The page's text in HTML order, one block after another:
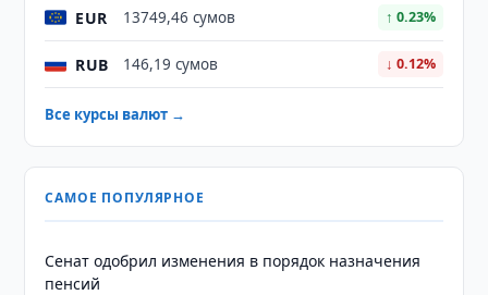
EUR 13749,46 сумов ↑ 0.23%
RUB 146,19 сумов ↓ 0.12%
Все курсы валют →
САМОЕ ПОПУЛЯРНОЕ
Сенат одобрил изменения в порядок назначения
пенсий